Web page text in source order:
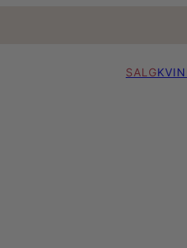
SALG